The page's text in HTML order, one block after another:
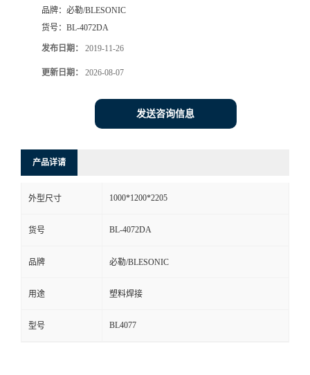
品牌： 必勒/BLESONIC
货号： BL-4072DA
发布日期： 2019-11-26
更新日期： 2026-08-07
发送咨询信息
产品详请
外型尺寸 1000*1200*2205
货号 BL-4072DA
品牌 必勒/BLESONIC
用途 塑料焊接
型号 BL4077